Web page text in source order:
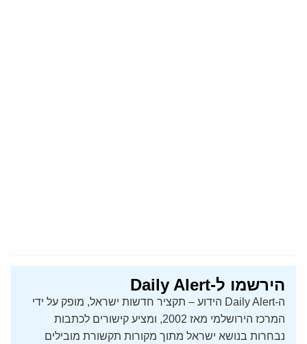
הירשמו ל-Daily Alert
ה-Daily Alert הידוע – תקציר חדשות ישראל, מופק על ידי
המרכז הירושלמי מאז 2002, ומציע קישורים לכתבות
נבחרות בנושא ישראל מתוך מקורות תקשורת מובילים